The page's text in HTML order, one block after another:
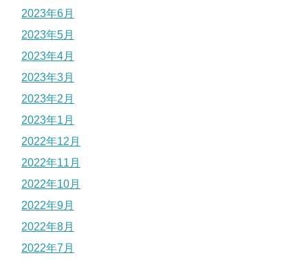
2023年6月
2023年5月
2023年4月
2023年3月
2023年2月
2023年1月
2022年12月
2022年11月
2022年10月
2022年9月
2022年8月
2022年7月